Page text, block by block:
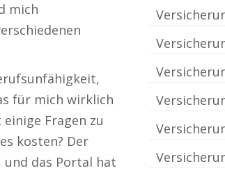
mich
für mich wirklich
Fragen zu
kosten? Der
und das Portal hat